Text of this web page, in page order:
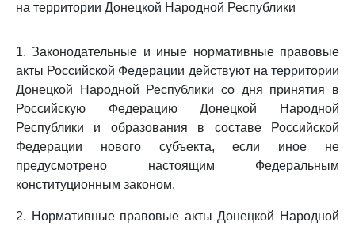
на территории Донецкой Народной Республики
1. Законодательные и иные нормативные правовые
акты Российской Федерации действуют на территории
Донецкой Народной Республики со дня принятия в
Российскую Федерацию Донецкой Народной
Республики и образования в составе Российской
Федерации нового субъекта, если иное не
предусмотрено настоящим Федеральным
конституционным законом.
2. Нормативные правовые акты Донецкой Народной